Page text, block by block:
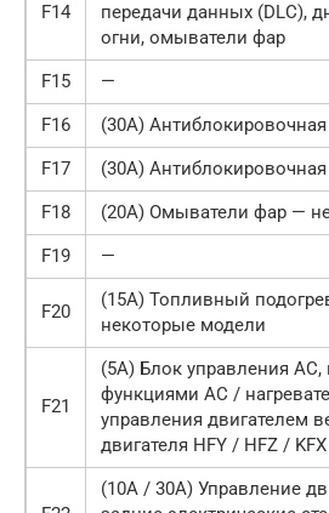
F14
передачи данных (DLC),
огни, омыватели фар
F15
—
F16
(30A)
F17
(30A)
F18
(20A) Омыватели фар —
F19
—
F20
(15A) Топливный
некоторые модели
F21
(5A) Блок управления
функциями AC /
управления двигателем
двигателя HFY / HFZ /
(10A / 30A) Управление